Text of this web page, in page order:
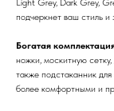
Light Grey, Dark Grey,
подчеркнет ваш стиль и
Богатая
ножки, москитную
также подстаканник
более комфортными и